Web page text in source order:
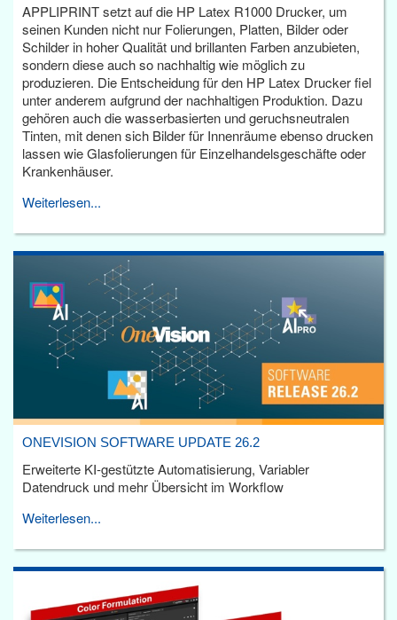
APPLIPRINT setzt auf die HP Latex R1000 Drucker, um
seinen Kunden nicht nur Folierungen, Platten, Bilder oder
Schilder in hoher Qualität und brillanten Farben anzubieten,
sondern diese auch so nachhaltig wie möglich zu
produzieren. Die Entscheidung für den HP Latex Drucker fiel
unter anderem aufgrund der nachhaltigen Produktion. Dazu
gehören auch die wasserbasierten und geruchsneutralen
Tinten, mit denen sich Bilder für Innenräume ebenso drucken
lassen wie Glasfolierungen für Einzelhandelsgeschäfte oder
Krankenhäuser.
Weiterlesen...
ONEVISION SOFTWARE UPDATE 26.2
Erweiterte KI-gestützte Automatisierung, Variabler
Datendruck und mehr Übersicht im Workflow
Weiterlesen...